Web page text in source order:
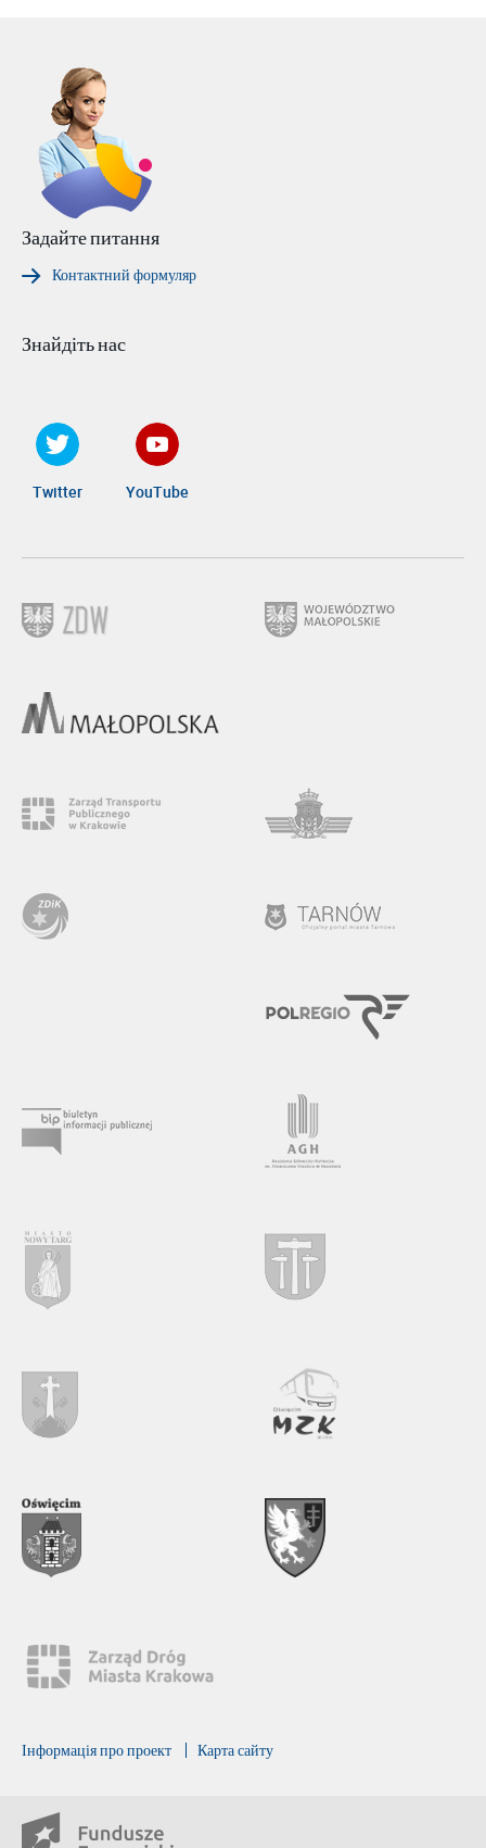
Задайте питання
Контактний формуляр
Знайдіть нас
Twitter YouTube
Інформація про проект Карта сайту